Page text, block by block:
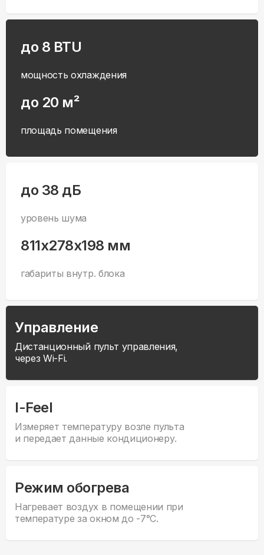
до 8 BTU
мощность охлаждения
до 20 м²
площадь помещения
до 38 дБ
уровень шума
811x278x198 мм
габариты внутр. блока
Управление
через Wi-Fi.
I-Feel
и передает данные кондиционеру.
Режим обогрева
температуре за окном до -7°С.